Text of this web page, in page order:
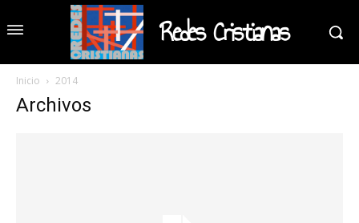
Redes Cristianas
Inicio 2014
Archivos